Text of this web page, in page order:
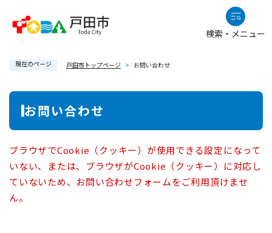
検索・メニュー
現在のページ 戸田市トップページ > お問い合わせ
本
お問い合わせ
ブラウザでCookie（クッキー）が使用できる設定になって
いない、または、ブラウザがCookie（クッキー）に対応し
ていないため、お問い合わせフォームをご利用頂けませ
ん。